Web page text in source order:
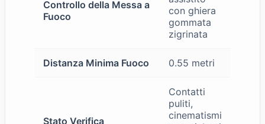
Controllo della Messa a
Fuoco
con ghiera
gommata
zigrinata
Distanza Minima Fuoco 0.55 metri
Stato Verifica
Contatti
puliti,
cinematismi